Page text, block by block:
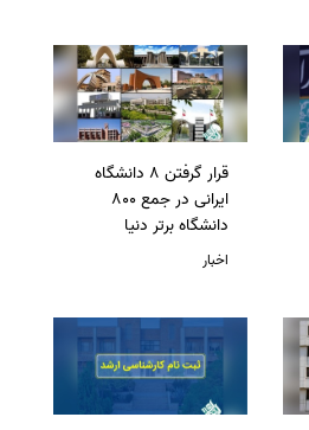
قرار گرفتن 8 دانشگاه
ایرانی در جمع 800
دانشگاه برتر دنیا
اخبار